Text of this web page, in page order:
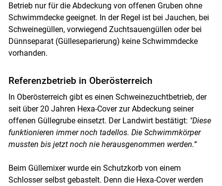
Betrieb nur für die Abdeckung von offenen Gruben ohne
Schwimmdecke geeignet. In der Regel ist bei Jauchen, bei
Schweinegüllen, vorwiegend Zuchtsauengüllen oder bei
Dünnseparat (Gülleseparierung) keine Schwimmdecke
vorhanden.
Referenzbetrieb in Oberösterreich
In Oberösterreich gibt es einen Schweinezuchtbetrieb, der
seit über 20 Jahren Hexa-Cover zur Abdeckung seiner
offenen Güllegrube einsetzt. Der Landwirt bestätigt: "Diese
funktionieren immer noch tadellos. Die Schwimmkörper
mussten bis jetzt noch nie herausgenommen werden.“
Beim Güllemixer wurde ein Schutzkorb von einem
Schlosser selbst gebastelt. Denn die Hexa-Cover werden